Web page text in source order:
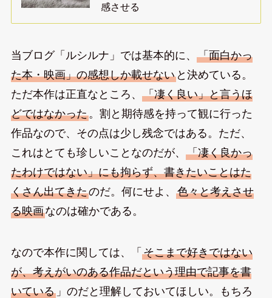
感させる
当ブログ「ルシルナ」では基本的に、 「面白かっ
た本・映画」の感想しか載せないと決めている。
ただ本作は正直なところ、 「凄く良い」と言うほ
どではなかった。割と期待感を持って観に行った
作品なので、その点は少し残念ではある。ただ、
これはとても珍しいことなのだが、 「凄く良かっ
たわけではない」にも拘らず、書きたいことはた
くさん出てきたのだ。何にせよ、 色々と考えさせ
る映画なのは確かである。
なので本作に関しては、「 そこまで好きではない
が、考えがいのある作品だという理由で記事を書
いている」のだと理解しておいてほしい。もちろ